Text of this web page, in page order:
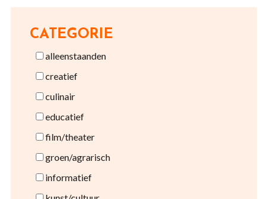
CATEGORIE
alleenstaanden
creatief
culinair
educatief
film/theater
groen/agrarisch
informatief